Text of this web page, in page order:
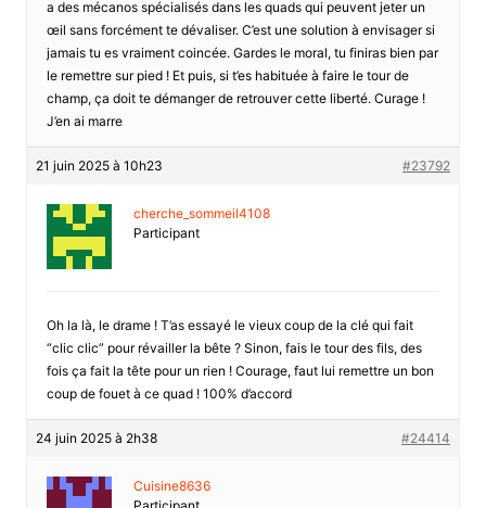
a des mécanos spécialisés dans les quads qui peuvent jeter un
œil sans forcément te dévaliser. C’est une solution à envisager si
jamais tu es vraiment coincée. Gardes le moral, tu finiras bien par
le remettre sur pied ! Et puis, si t’es habituée à faire le tour de
champ, ça doit te démanger de retrouver cette liberté. Curage !
J’en ai marre
21 juin 2025 à 10h23 #23792
cherche_sommeil4108
Participant
Oh la là, le drame ! T’as essayé le vieux coup de la clé qui fait
“clic clic” pour révailler la bête ? Sinon, fais le tour des fils, des
fois ça fait la tête pour un rien ! Courage, faut lui remettre un bon
coup de fouet à ce quad ! 100% d’accord
24 juin 2025 à 2h38 #24414
Cuisine8636